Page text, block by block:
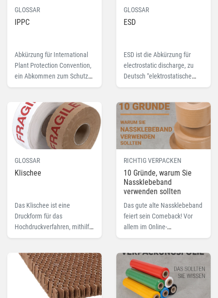
GLOSSAR
IPPC
Abkürzung für International
Plant Protection Convention,
ein Abkommen zum Schutz
von Pflanzen gegen
mehr zum Fachbegriff IPPC.
GLOSSAR
ESD
ESD ist die Abkürzung für
electrostatic discharge, zu
Deutsch "elektrostatische
Entladung". Lesen Sie hier
ESD.
GLOSSAR
Klischee
Das Klischee ist eine
Druckform für das
Hochdruckverfahren, mithilfe
derer Farbe auf das zu
übertragen wird.
RICHTIG VERPACKEN
10 Gründe, warum Sie
Nassklebeband
verwenden sollten
Das gute alte Nassklebeband
feiert sein Comeback! Vor
allem im Online-
Versandhandel findet der
öfter Verwendung.